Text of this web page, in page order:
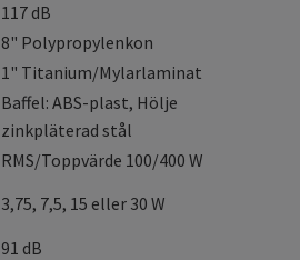
117 dB
8" Polypropylenkon
1" Titanium/Mylarlaminat
Baffel: ABS-plast, Hölje
zinkpläterad stål
RMS/Toppvärde 100/400 W
3,75, 7,5, 15 eller 30 W
91 dB